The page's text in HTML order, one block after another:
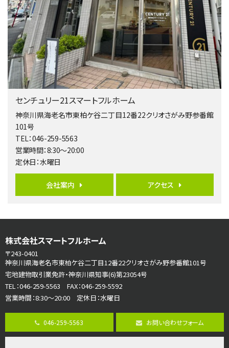
4ＬＤＫ
淵野辺駅
歩17分
南側道路に面しており日当たり良好。 キッチンから…
第5位
3,680万円
4ＬＤＫ
橋本駅
第6位
歩17分
ご家族が集まるLDKは１７．５帖とゆとりある広さ…
3,680万円
リビングダイニング部分の床暖房完備 車並列2台駐…
第8位
古淵駅
バ12分・歩4分
並列２台駐車可。１階はリビングと水まわりをまとめ…
センチュリー21スマートフルホーム
神奈川県海老名市東柏ケ谷二丁目12番22クリオさがみ野参番館
101号
TEL：046-259-5563
営業時間：8:30～20:00
定休日：水曜日
会社案内 アクセス
株式会社スマートフルホーム
〒243-0401
神奈川県海老名市東柏ケ谷二丁目12番22クリオさがみ野参番館101号
宅地建物取引業免許・神奈川県知事(6)第23054号
TEL：046-259-5563 FAX：046-259-5592
営業時間：8:30～20:00 定休日：水曜日
046-259-5563 お問い合わせフォーム